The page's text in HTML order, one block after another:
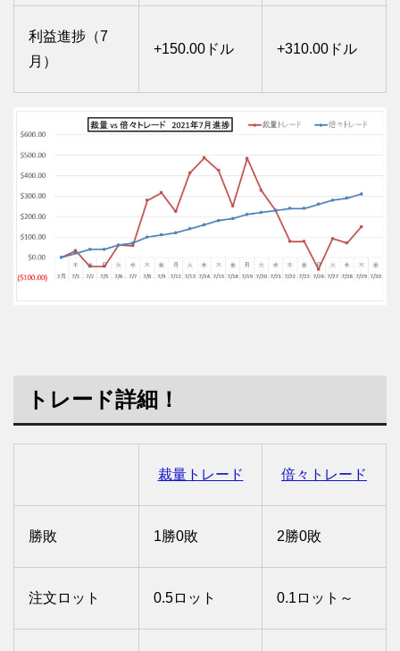
利益進捗（7
月）
+150.00ドル +310.00ドル
トレード詳細！
裁量トレード 倍々トレード
勝敗 1勝0敗 2勝0敗
注文ロット 0.5ロット 0.1ロット～